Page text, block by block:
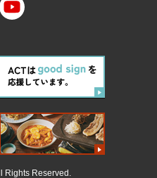
Rights Reserved.